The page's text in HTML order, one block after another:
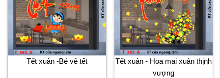
Tết xuân -Bé vẽ tết
Tết xuân - Hoa mai xuân thịnh
vượng